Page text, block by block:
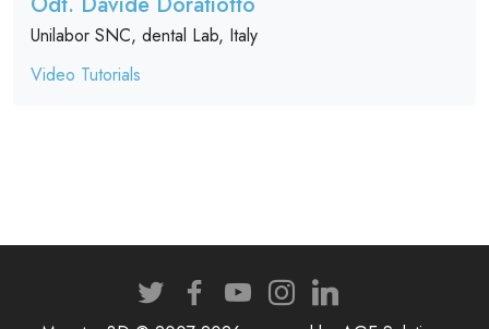
Unilabor SNC, dental Lab, Italy
Video Tutorials